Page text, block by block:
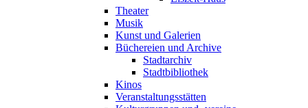
Theater
Musik
Kunst und Galerien
Büchereien und Archive
Stadtarchiv
Stadtbibliothek
Kinos
Veranstaltungsstätten